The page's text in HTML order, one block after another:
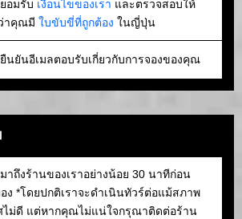
อมรับ เงื่อนไขของเรา และตรวจสอบให้
าคุณมี ใบขับขี่ที่ถูกต้อง ในญี่ปุ่น
นยันอีเมลตอบรับเกี่ยวกับการจองของคุณ
าถึงร้านของเราอย่างน้อย 30 นาทีก่อน
อง *โดยปกติเราจะดำเนินทัวร์ต่อแม้สภาพ
ไม่ดี แต่หากคุณไม่แน่ใจกรุณาติดต่อร้าน